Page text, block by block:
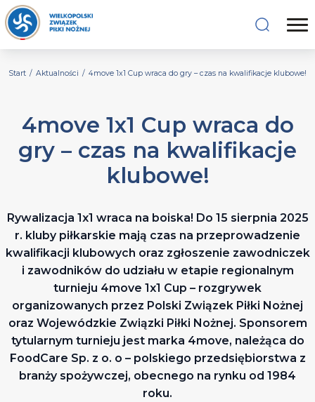
Start / Aktualności / 4move 1x1 Cup wraca do gry – czas na kwalifikacje klubowe!
4move 1x1 Cup wraca do
gry – czas na kwalifikacje
klubowe!
Rywalizacja 1x1 wraca na boiska! Do 15 sierpnia 2025
r. kluby piłkarskie mają czas na przeprowadzenie
kwalifikacji klubowych oraz zgłoszenie zawodniczek
i zawodników do udziału w etapie regionalnym
turnieju 4move 1x1 Cup – rozgrywek
organizowanych przez Polski Związek Piłki Nożnej
oraz Wojewódzkie Związki Piłki Nożnej. Sponsorem
tytularnym turnieju jest marka 4move, należąca do
FoodCare Sp. z o. o – polskiego przedsiębiorstwa z
branży spożywczej, obecnego na rynku od 1984
roku.